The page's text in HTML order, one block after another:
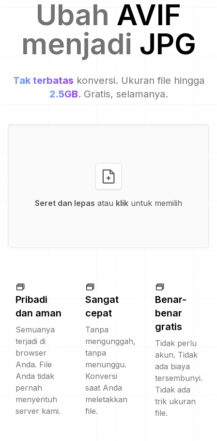
Ubah AVIF
menjadi JPG
Tak terbatas konversi. Ukuran file hingga
2.5GB. Gratis, selamanya.
Seret dan lepas atau klik untuk memilih
Pribadi
dan aman
Semuanya
terjadi di
browser
Anda. File
Anda tidak
pernah
menyentuh
server kami.
Sangat
cepat
Tanpa
mengunggah,
tanpa
menunggu.
Konversi
saat Anda
meletakkan
file.
Benar-
benar
gratis
Tidak perlu
akun. Tidak
ada biaya
tersembunyi.
Tidak ada
trik ukuran
file.